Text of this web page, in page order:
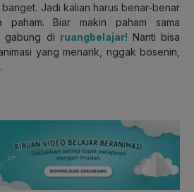
banget. Jadi kalian harus benar-benar
paham. Biar makin paham sama
gabung di ruangbelajar! Nanti bisa
yang menarik, nggak bosenin,